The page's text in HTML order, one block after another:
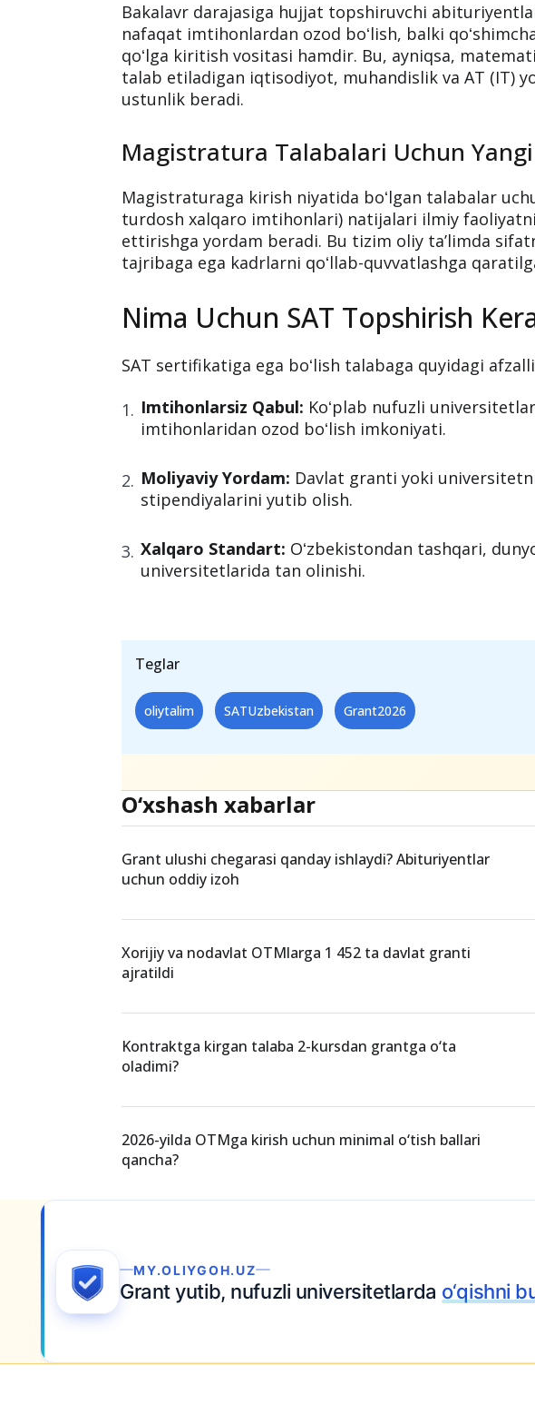
Bakalavr darajasiga hujjat topshiruvchi
nafaqat imtihonlardan ozod boʻlish, balki
qoʻlga kiritish vositasi hamdir. Bu, ayniqsa,
talab etiladigan iqtisodiyot, muhandislik va AT (IT)
ustunlik beradi.
Magistratura Talabalari Uchun
Magistraturaga kirish niyatida boʻlgan talabalar
turdosh xalqaro imtihonlari) natijalari ilmiy
ettirishga yordam beradi. Bu tizim oliy taʼlimda
tajribaga ega kadrlarni qoʻllab-quvvatlashga
Nima Uchun SAT Topshirish
SAT sertifikatiga ega boʻlish talabaga quyidagi
Imtihonlarsiz Qabul: Koʻplab nufuzli
imtihonlaridan ozod boʻlish imkoniyati.
Moliyaviy Yordam: Davlat granti yoki
stipendiyalarini yutib olish.
Xalqaro Standart: Oʻzbekistondan tashqari,
universitetlarida tan olinishi.
Teglar
oliytalim SATUzbekistan Grant2026
O‘xshash xabarlar
Grant ulushi chegarasi qanday ishlaydi? Abituriyentlar
uchun oddiy izoh
Xorijiy va nodavlat OTMlarga 1 452 ta davlat granti
ajratildi
Kontraktga kirgan talaba 2-kursdan grantga o‘ta
oladimi?
2026-yilda OTMga kirish uchun minimal o‘tish ballari
qancha?